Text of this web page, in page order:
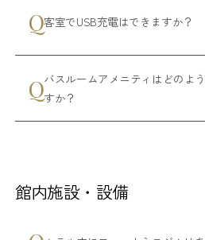
客室でUSB充電はできますか？
バスルームアメニティはどのよ
すか？
館内施設・設備